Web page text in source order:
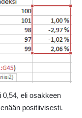
0,54, eli osakkeen
positiivisesti.